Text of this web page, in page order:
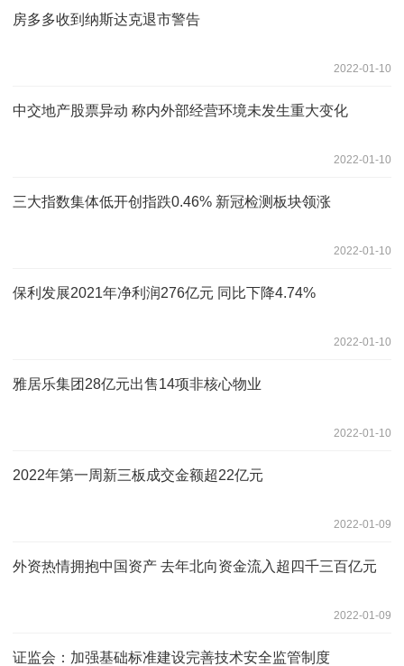
房多多收到纳斯达克退市警告
2022-01-10
中交地产股票异动 称内外部经营环境未发生重大变化
2022-01-10
三大指数集体低开创指跌0.46% 新冠检测板块领涨
2022-01-10
保利发展2021年净利润276亿元 同比下降4.74%
2022-01-10
雅居乐集团28亿元出售14项非核心物业
2022-01-10
2022年第一周新三板成交金额超22亿元
2022-01-09
外资热情拥抱中国资产 去年北向资金流入超四千三百亿元
2022-01-09
证监会：加强基础标准建设完善技术安全监管制度